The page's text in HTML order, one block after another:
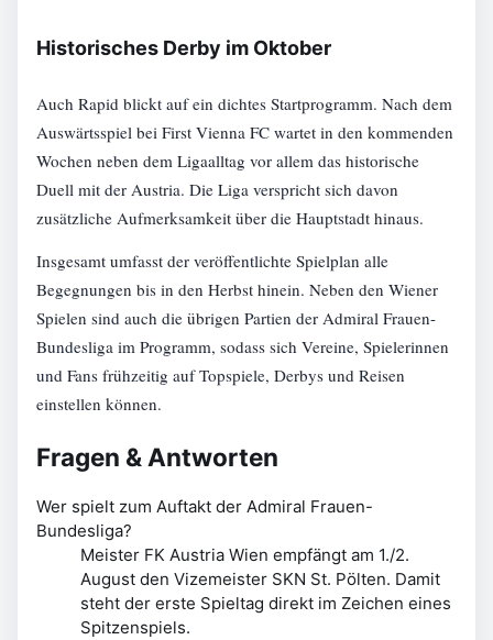
Historisches Derby im Oktober
Auch Rapid blickt auf ein dichtes Startprogramm. Nach dem
Auswärtsspiel bei First Vienna FC wartet in den kommenden
Wochen neben dem Ligaalltag vor allem das historische
Duell mit der Austria. Die Liga verspricht sich davon
zusätzliche Aufmerksamkeit über die Hauptstadt hinaus.
Insgesamt umfasst der veröffentlichte Spielplan alle
Begegnungen bis in den Herbst hinein. Neben den Wiener
Spielen sind auch die übrigen Partien der Admiral Frauen-
Bundesliga im Programm, sodass sich Vereine, Spielerinnen
und Fans frühzeitig auf Topspiele, Derbys und Reisen
einstellen können.
Fragen & Antworten
Wer spielt zum Auftakt der Admiral Frauen-
Bundesliga?
Meister FK Austria Wien empfängt am 1./2.
August den Vizemeister SKN St. Pölten. Damit
steht der erste Spieltag direkt im Zeichen eines
Spitzenspiels.